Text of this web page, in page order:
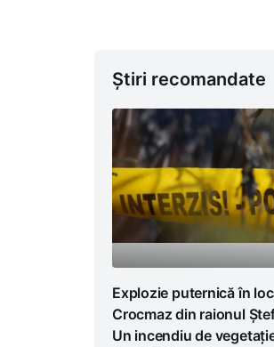
Știri recomandate
Explozie puternică în
Crocmaz din raionul
Un incendiu de